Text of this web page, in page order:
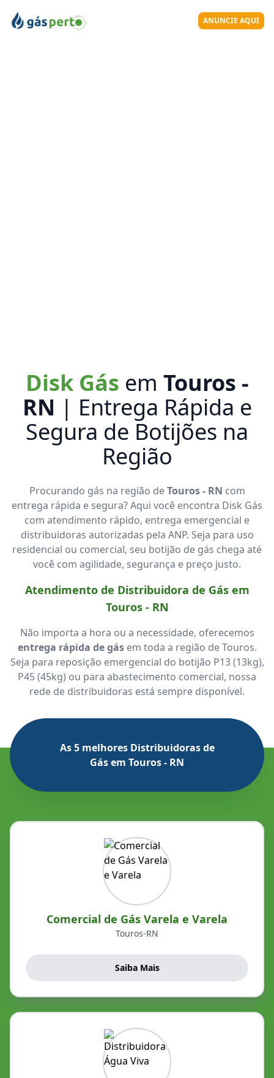
ANUNCIE AQUI
Disk Gás em Touros -
RN | Entrega Rápida e
Segura de Botijões na
Região
Procurando gás na região deTouros - RN com
entrega rápida e segura? Aqui você encontra Disk Gás
com atendimento rápido, entrega emergencial e
distribuidoras autorizadas pela ANP. Seja para uso
residencial ou comercial, seu botijão de gás chega até
você com agilidade, segurança e preço justo.
Atendimento de Distribuidora de Gás em
Touros - RN
Não importa a hora ou a necessidade, oferecemos
entrega rápida de gásem toda a região de Touros.
Seja para reposição emergencial do botijão P13 (13kg),
P45 (45kg) ou para abastecimento comercial, nossa
rede de distribuidoras está sempre disponível.
As 5 melhores Distribuidoras de
Gás em Touros - RN
Comercial de Gás Varela e Varela
Touros-RN
Saiba Mais